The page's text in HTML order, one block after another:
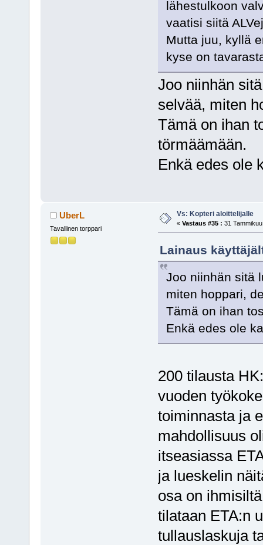
lähestulkoon
vaatisi siitä
Mutta juu, kyllä
kyse on
Joo niinhän
selvää, miten
Tämä on ihan
törmäämään.
Enkä edes ole
UberL
Tavallinen torppari
Vs: Kopteri aloittelijalle
« Vastaus #35 : 31
Lainaus
Joo niinhän sitä
miten hoppari,
Tämä on ihan
Enkä edes ole
200 tilausta
vuoden
toiminnasta ja
mahdollisuus
itseasiassa
ja lueskelin
osa on
tilataan ETA:n
tullauslaskuja